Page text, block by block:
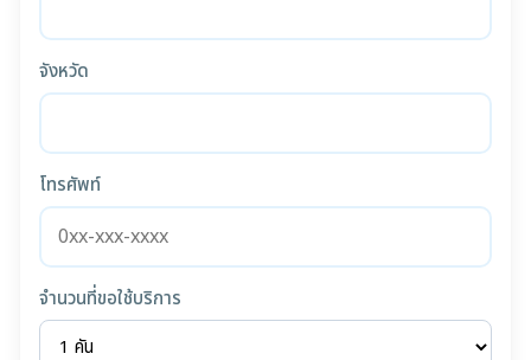
จังหวัด
โทรศัพท์
จำนวนที่ขอใช้บริการ